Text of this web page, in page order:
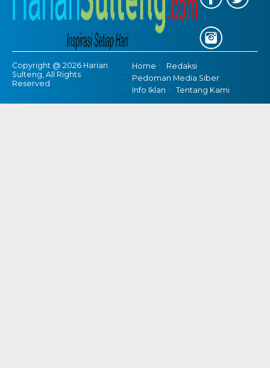
Copyright @ 2026 Harian
Sulteng, All Rights
Reserved
Home
Redaksi
Pedoman Media Siber
Info Iklan
Tentang Kami